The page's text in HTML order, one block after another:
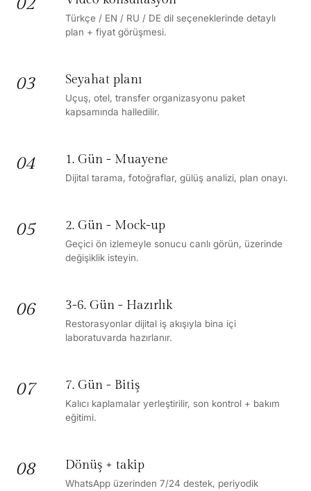
Türkçe / EN / RU / DE dil seçeneklerinde detaylı
plan + fiyat görüşmesi.
03 Seyahat planı
Uçuş, otel, transfer organizasyonu paket
kapsamında halledilir.
04 1. Gün - Muayene
Dijital tarama, fotoğraflar, gülüş analizi, plan onayı.
05 2. Gün - Mock-up
Geçici ön izlemeyle sonucu canlı görün, üzerinde
değişiklik isteyin.
06 3-6. Gün - Hazırlık
Restorasyonlar dijital iş akışıyla bina içi
laboratuvarda hazırlanır.
07 7. Gün - Bitiş
Kalıcı kaplamalar yerleştirilir, son kontrol + bakım
eğitimi.
08 Dönüş + takip
WhatsApp üzerinden 7/24 destek, periyodik